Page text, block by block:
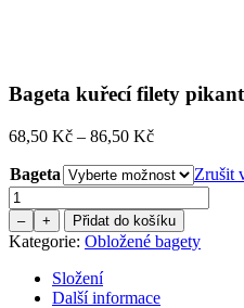
Bageta kuřecí filety
68,50 Kč – 86,50 KčPrice
68,50 Kč
through
86,50 Kč
Bageta
Zrušit
Množství
– + Přidat do košíku
Kategorie: Obložené bagety
Složení
Další informace